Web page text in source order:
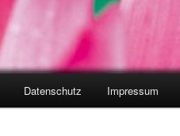
Datenschutz Impressum